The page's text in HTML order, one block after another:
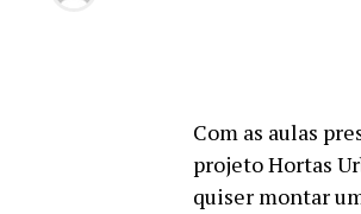
Com as aulas
projeto Hortas
quiser montar